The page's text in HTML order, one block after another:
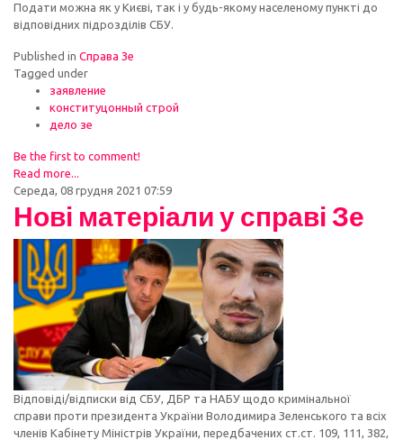
Подати можна як у Києві, так і у будь-якому населеному пункті до
відповідних підрозділів СБУ.
Published in Справа Зе
Tagged under
заявление
конституцонный строй
дело зе
Be the first to comment!
Read more...
Середа, 08 грудня 2021 07:59
Нові матеріали у справі Зе
Відповіді/відписки від СБУ, ДБР та НАБУ щодо кримінальної
справи проти президента України Володимира Зеленського та всіх
членів Кабінету Міністрів України, передбачених ст.ст. 109, 111, 382,